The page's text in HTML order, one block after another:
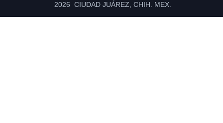
2026 CIUDAD JUÁREZ, CHIH. MEX.